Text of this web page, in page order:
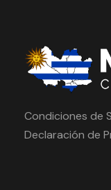
Condiciones de
Declaración de